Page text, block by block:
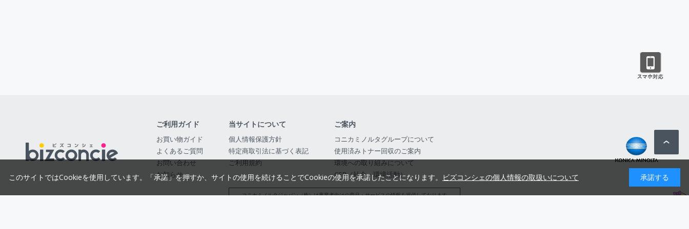
ご利用ガイド
お買い物ガイド
よくあるご質問
お問い合わせ
お知らせ
当サイトについて
個人情報保護方針
特定商取引法に基づく表記
ご利用規約
ご案内
コニカミノルタグループについて
使用済みトナー回収のご案内
環境への取り組みについて
CSR（社会・環境活動）
コニカミノルタジャパン（株）は事業者向けの商品・サービスの情報を提供しております
このサイトではCookieを使用しています。「承諾」を押すか、サイトの使用を続けることでCookieの使用を承諾したことになります。 ビズコンシェの個人情報の取扱いについて 承諾する